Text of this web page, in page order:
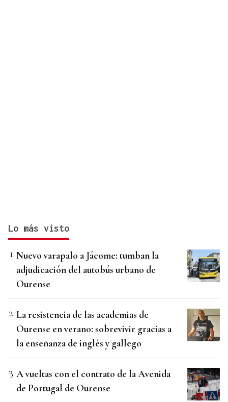
Lo más visto
Nuevo varapalo a Jácome: tumban la
adjudicación del autobús urbano de
Ourense
La resistencia de las academias de
Ourense en verano: sobrevivir gracias a
la enseñanza de inglés y gallego
A vueltas con el contrato de la Avenida
de Portugal de Ourense